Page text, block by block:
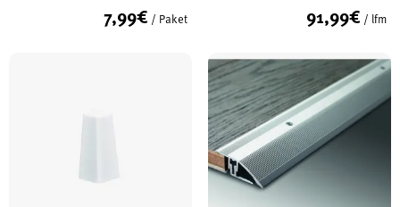
7,99€ / Paket 91,99€ / lfm